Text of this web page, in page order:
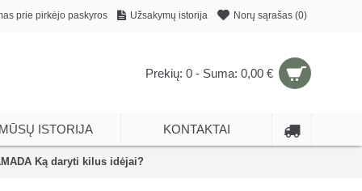
prie pirkėjo paskyros Užsakymų istorija Norų sąrašas (0)
Prekių: 0 - Suma: 0,00 €
MŪSŲ ISTORIJA KONTAKTAI
Ką daryti kilus idėjai?